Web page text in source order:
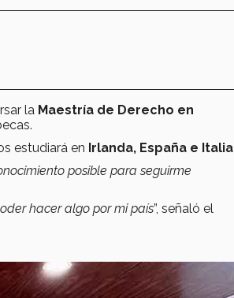
la Maestría de Derecho en
estudiará en Irlanda, España e
posible para seguirme
hacer algo por mi país”, señaló el